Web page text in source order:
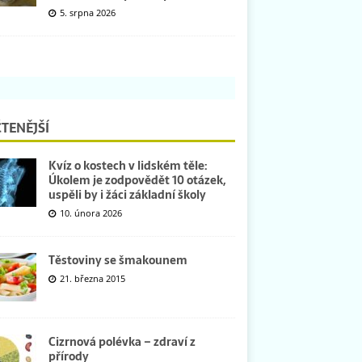
5. srpna 2026
Kvíz o kostech v lidském těle:
Úkolem je zodpovědět 10 otázek,
uspěli by i žáci základní školy
10. února 2026
Těstoviny se šmakounem
21. března 2015
Cizrnová polévka – zdraví z
přírody